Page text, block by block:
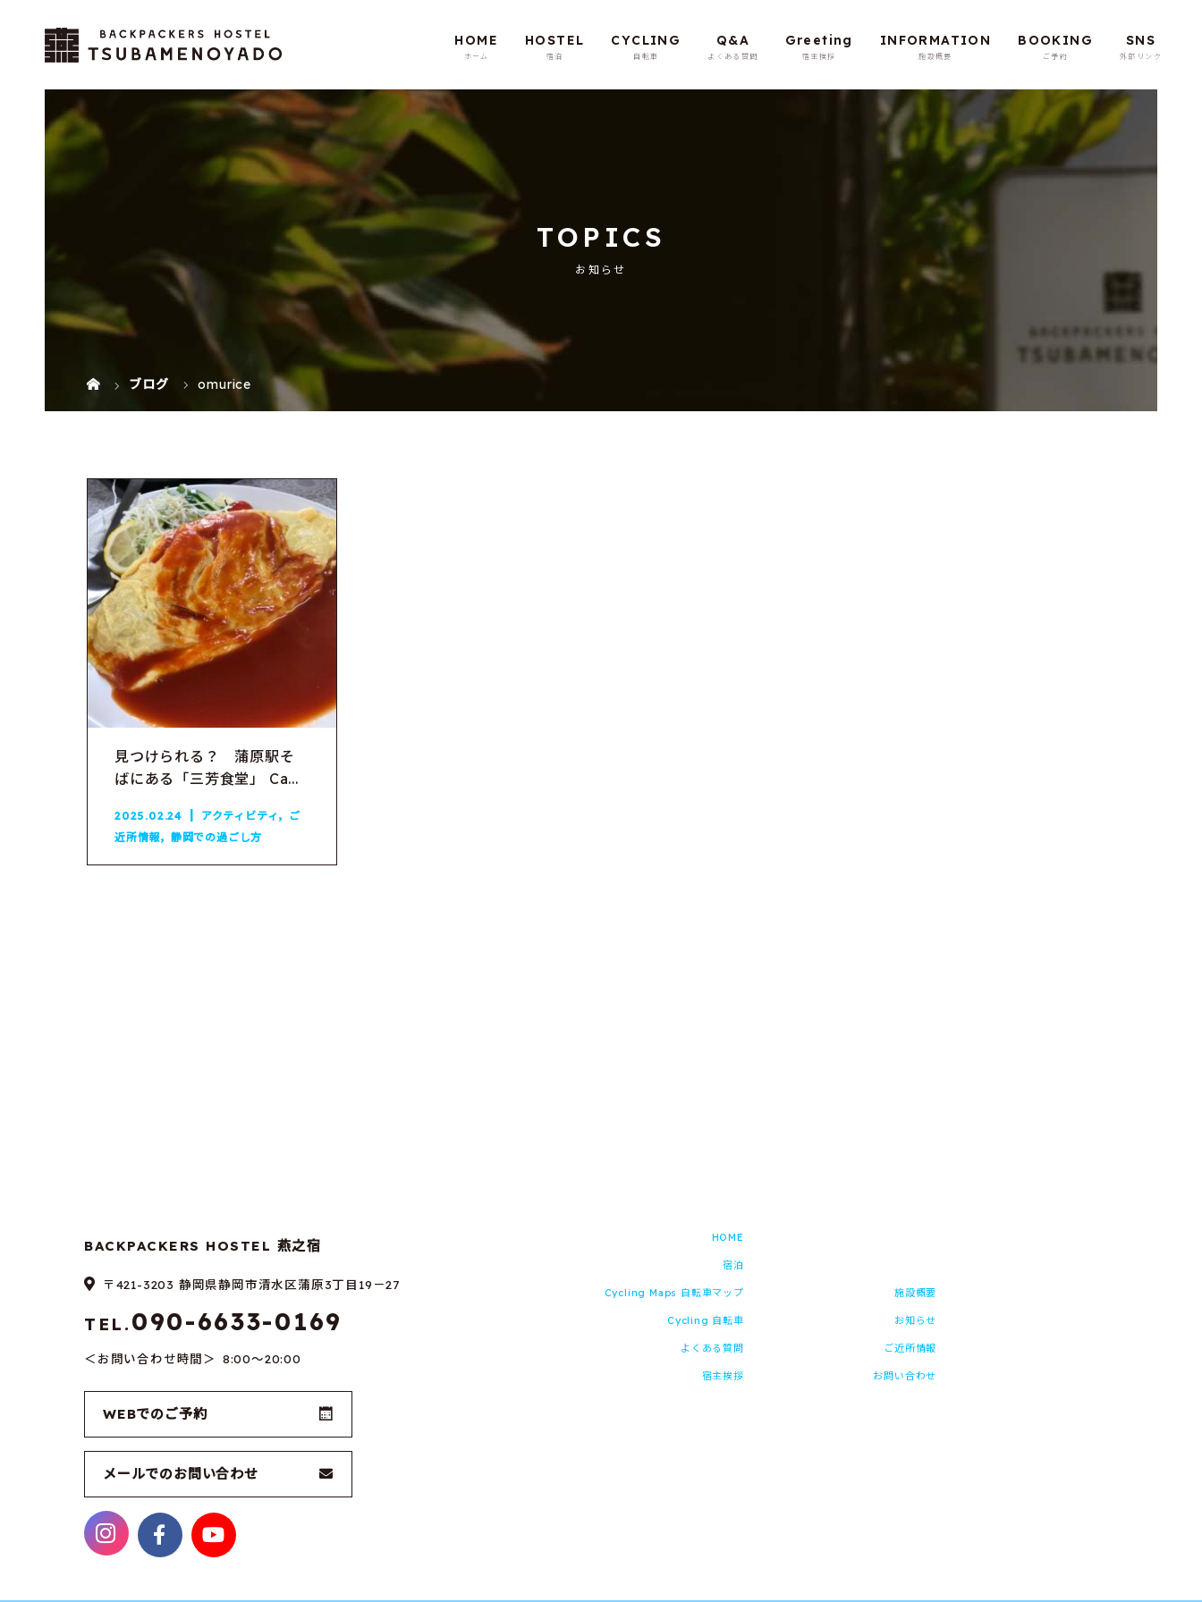
HOME HOSTEL CYCLING Q&A Greeting INFORMATION BOOKING SNS
TOPICS
お知らせ
ブログ omurice
見つけられる？ 蒲原駅そ
ばにある「三芳食堂」 Ca...
2025.02.24 アクティビティ , ご
近所情報, 静岡での過ごし方
BACKPACKERS HOSTEL 燕之宿
〒421-3203 静岡県静岡市清水区蒲原3丁目19－27
TEL. 090-6633-0169
お問い合わせ時間 8:00～20:00
WEBでのご予約
メールでのお問い合わせ
HOME
宿泊
Cycling Maps 自転車マップ
Cycling 自転車
よくある質問
宿主挨拶
施設概要
お知らせ
ご近所情報
お問い合わせ